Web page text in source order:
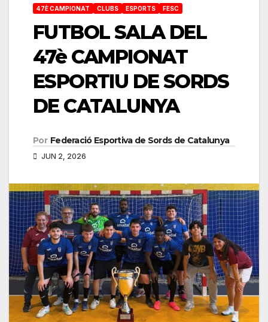
47È CAMPIONAT CLUBS ESPORTS FESC
FUTBOL SALA DEL
47è CAMPIONAT
ESPORTIU DE SORDS
DE CATALUNYA
Por Federació Esportiva de Sords de Catalunya
JUN 2, 2026